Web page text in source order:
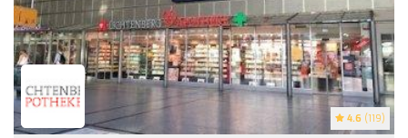
4.6 (119)